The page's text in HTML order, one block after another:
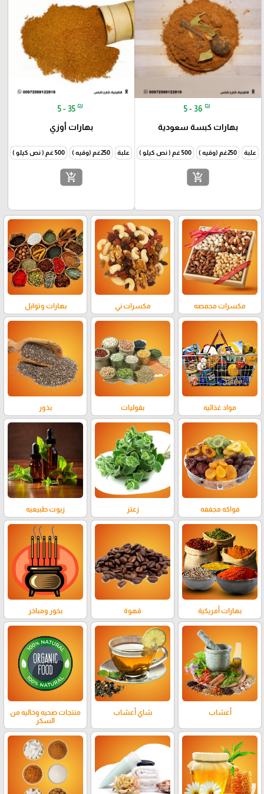
5 - 36 ₪
بهارات كبسة سعودية
علبة 250غم (وقيه ) 500 غم ( نص كيلو ) 1000غم (كيلو )
add_shopping_cart
5 - 35 ₪
بهارات أوزي
علبة 250غم (وقيه ) 500 غم ( نص كيلو )
add_shopping_cart
مكسرات محمصه مكسرات ني بهارات وتوابل
مواد غذائيه بقوليات بذور
فواكه مجففه زعتر زيوت طبيعيه
بهارات أمريكية قهوة بخور ومباخر
أعشاب شاي أعشاب
منتجات صحيه وخاليه من
السكر